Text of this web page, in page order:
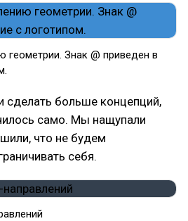
Знак @ приведен в
сделать больше концепций,
само. Мы нащупали
что не будем
себя.